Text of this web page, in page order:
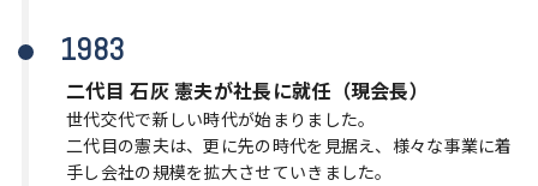
1983
二代目 石灰 憲夫が社長に就任（現会長）
世代交代で新しい時代が始まりました。
二代目の憲夫は、更に先の時代を見据え、様々な事業に着
手し会社の規模を拡大させていきました。